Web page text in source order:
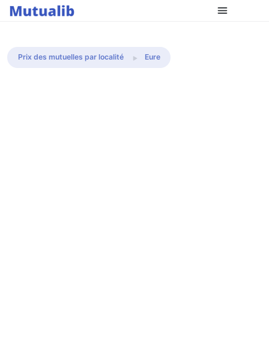
Comparer les mutuelles
Prix des mutuelles par localité Eure